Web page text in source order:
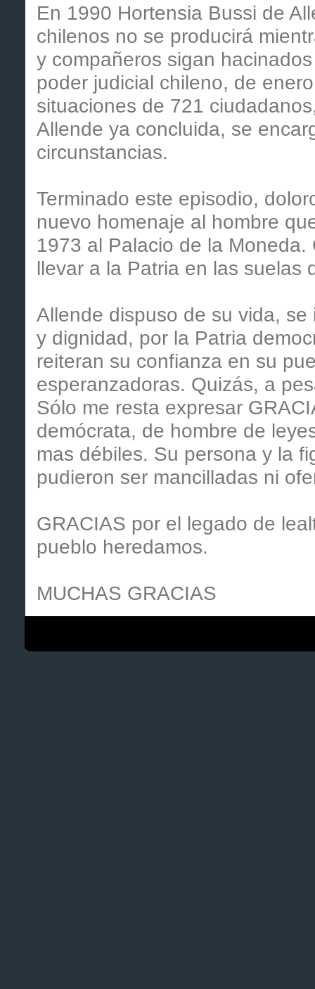
En 1990 Hortensia Bussi de
chilenos no se producirá
y compañeros sigan
poder judicial chileno, de
situaciones de 721
Allende ya concluida, se
circunstancias.
Terminado este episodio,
nuevo homenaje al hombre
1973 al Palacio de la
llevar a la Patria en las suelas
Allende dispuso de su vida,
y dignidad, por la Patria
reiteran su confianza en su
esperanzadoras. Quizás, a
Sólo me resta expresar
demócrata, de hombre de
mas débiles. Su persona y la
pudieron ser mancilladas ni
GRACIAS por el legado de
pueblo heredamos.
MUCHAS GRACIAS